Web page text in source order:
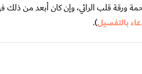
ورقة قلب الرائي، وإن كان أبعد من
بالتفصيل).